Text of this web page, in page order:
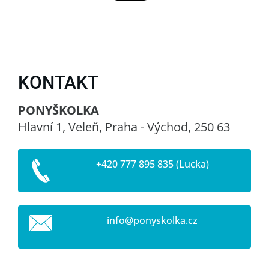
KONTAKT
PONYŠKOLKA
Hlavní 1, Veleň, Praha - Východ, 250 63
+420 777 895 835 (Lucka)
info@ponyskolka.cz